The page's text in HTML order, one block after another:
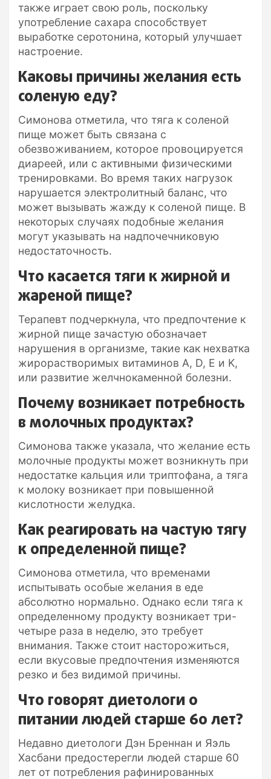
также играет свою роль, поскольку
употребление сахара способствует
выработке серотонина, который улучшает
настроение.
Каковы причины желания есть
соленую еду?
Симонова отметила, что тяга к соленой
пище может быть связана с
обезвоживанием, которое провоцируется
диареей, или с активными физическими
тренировками. Во время таких нагрузок
нарушается электролитный баланс, что
может вызывать жажду к соленой пище. В
некоторых случаях подобные желания
могут указывать на надпочечниковую
недостаточность.
Что касается тяги к жирной и
жареной пище?
Терапевт подчеркнула, что предпочтение к
жирной пище зачастую обозначает
нарушения в организме, такие как нехватка
жирорастворимых витаминов A, D, E и K,
или развитие желчнокаменной болезни.
Почему возникает потребность
в молочных продуктах?
Симонова также указала, что желание есть
молочные продукты может возникнуть при
недостатке кальция или триптофана, а тяга
к молоку возникает при повышенной
кислотности желудка.
Как реагировать на частую тягу
к определенной пище?
Симонова отметила, что временами
испытывать особые желания в еде
абсолютно нормально. Однако если тяга к
определенному продукту возникает три-
четыре раза в неделю, это требует
внимания. Также стоит насторожиться,
если вкусовые предпочтения изменяются
резко и без видимой причины.
Что говорят диетологи о
питании людей старше 60 лет?
Недавно диетологи Дэн Бреннан и Яэль
Хасбани предостерегли людей старше 60
лет от потребления рафинированных